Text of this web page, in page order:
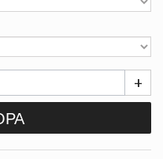
+